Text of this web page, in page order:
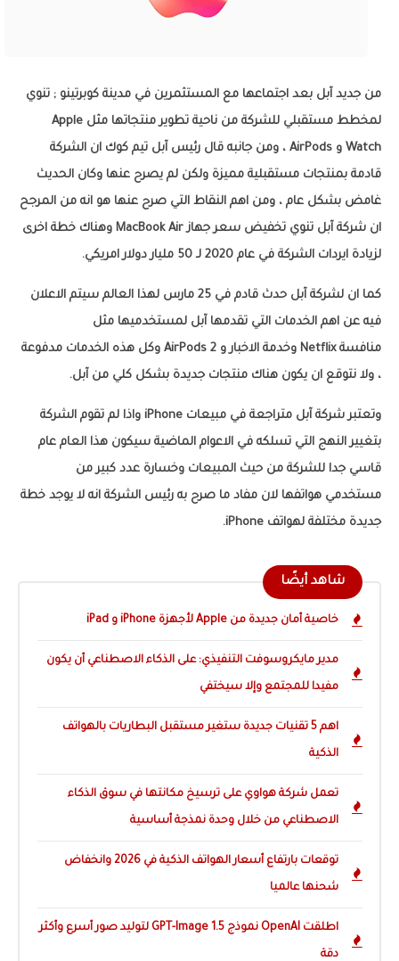
من جديد آبل بعد اجتماعها مع المستثمرين في مدينة كوبرتينو ; تنوي
لمخطط مستقبلي للشركة من ناحية تطوير منتجاتها مثل Apple
Watch و AirPods ، ومن جانبه قال رئيس آبل تيم كوك ان الشركة
قادمة بمنتجات مستقبلية مميزة ولكن لم يصرح عنها وكان الحديث
غامض بشكل عام ، ومن اهم النقاط التي صرح عنها هو انه من المرجح
ان شركة آبل تنوي تخفيض سعر جهاز MacBook Air وهناك خطة اخرى
لزيادة ايردات الشركة في عام 2020 لـ 50 مليار دولار امريكي.
كما ان لشركة آبل حدث قادم في 25 مارس لهذا العالم سيتم الاعلان
فيه عن اهم الخدمات التي تقدمها آبل لمستخدميها مثل
منافسة Netflix وخدمة الاخبار و AirPods 2 وكل هذه الخدمات مدفوعة
، ولا نتوقع ان يكون هناك منتجات جديدة بشكل كلي من آبل.
وتعتبر شركة آبل متراجعة في مبيعات iPhone واذا لم تقوم الشركة
بتغيير النهج التي تسلكه في الاعوام الماضية سيكون هذا العام عام
قاسي جدا للشركة من حيث المبيعات وخسارة عدد كبير من
مستخدمي هواتفها لان مفاد ما صرح به رئيس الشركة انه لا يوجد خطة
جديدة مختلفة لهواتف iPhone.
شاهد أيضًا
خاصية أمان جديدة من Apple لأجهزة iPhone و iPad
مدير مايكروسوفت التنفيذي: على الذكاء الاصطناعي أن يكون
مفيدا للمجتمع وإلا سيختفي
اهم 5 تقنيات جديدة ستغير مستقبل البطاريات بالهواتف
الذكية
تعمل شركة هواوي على ترسيخ مكانتها في سوق الذكاء
الاصطناعي من خلال وحدة نمذجة أساسية
توقعات بارتفاع أسعار الهواتف الذكية في 2026 وانخفاض
شحنها عالميا
اطلقت OpenAI نموذج GPT-Image 1.5 لتوليد صور أسرع وأكثر
دقة